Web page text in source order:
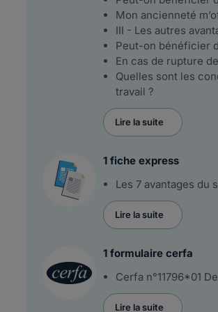
Mon ancienneté
III - Les autres
Peut-on bénéficier
En cas de rupture
Quelles sont les
travail ?
Lire la suite
1 fiche express
Les 7 avantages du
Lire la suite
1 formulaire cerfa
Cerfa n°11796*01
Lire la suite